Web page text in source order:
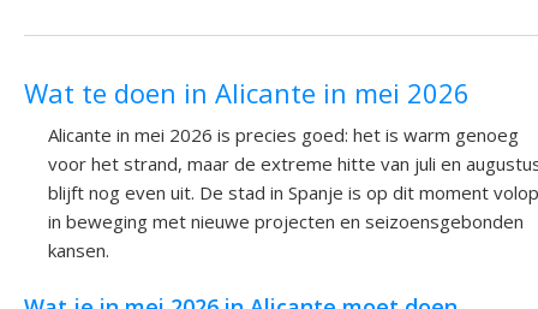
Wat te doen in Alicante in mei 2026
Alicante in mei 2026 is precies goed: het is warm genoeg
voor het strand, maar de extreme hitte van juli en
blijft nog even uit. De stad in Spanje is op dit moment volop
in beweging met nieuwe projecten en seizoensgebonden
kansen.